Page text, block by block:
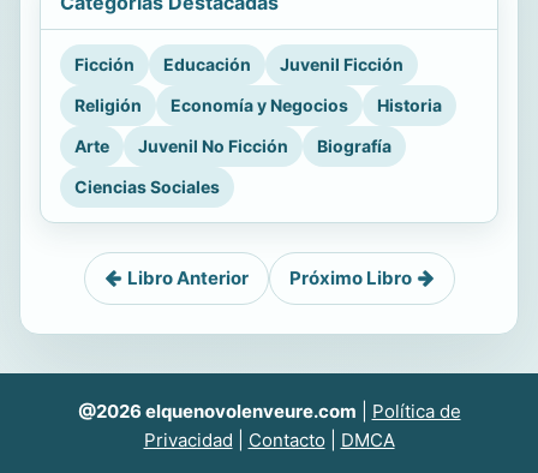
Ficción Educación
Juvenil Ficción
Religión
Economía y Negocios
Historia
Arte
Juvenil No Ficción
Biografía
Ciencias Sociales
Libro Anterior Próximo Libro
@2026 elquenovolenveure.com
Política de
Privacidad
Contacto DMCA